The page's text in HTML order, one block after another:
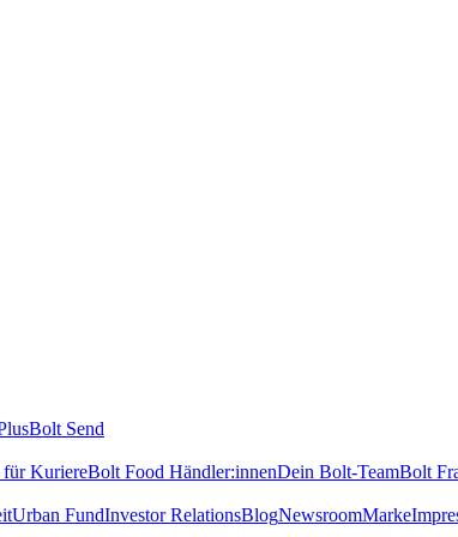
Bolt Send
für KuriereBolt Food Händler:innenDein Bolt-TeamBolt
Urban FundInvestor RelationsBlogNewsroomMarke